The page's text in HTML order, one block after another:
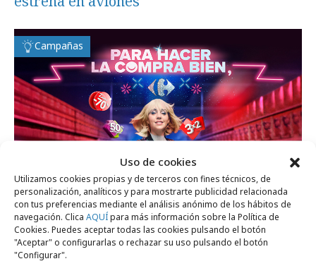
Uso de cookies
Utilizamos cookies propias y de terceros con fines técnicos, de
personalización, analíticos y para mostrarte publicidad relacionada
con tus preferencias mediante el análisis anónimo de los hábitos de
navegación. Clica AQUÍpara más información sobre la Política de
Cookies. Puedes aceptar todas las cookies pulsando el botón
"Aceptar" o configurarlas o rechazar su uso pulsando el botón
"Configurar".
Campañas
miércoles, 25 de febrero 2026
Carrefour baila al ritmo de Raffaella Carrà